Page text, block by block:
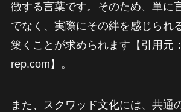
徴する言葉です。そのため、単に
でなく、実際にその絆を感じられ
築くことが求められます【引用元
rep.com】。
また、スクワッド文化には、共通